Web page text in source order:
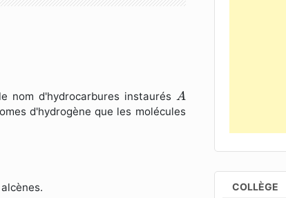
nom d'hydrocarbures instaurés A
A
d'hydrogène que les molécules
COLLÈGE